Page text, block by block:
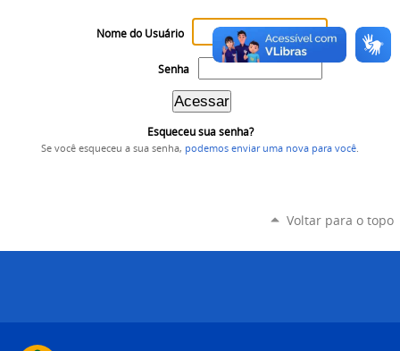
Nome do Usuário
Senha
Esqueceu sua senha?
Se você esqueceu a sua senha, podemos enviar uma nova para você
Voltar para o topo